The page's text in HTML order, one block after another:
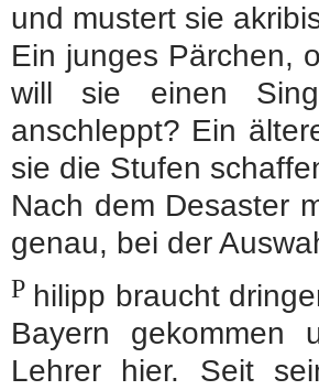
und mustert sie
Ein junges Pärchen,
will sie einen
anschleppt? Ein
sie die Stufen
Nach dem Desaster
genau, bei der
P hilipp braucht
Bayern gekommen
Lehrer hier. Seit